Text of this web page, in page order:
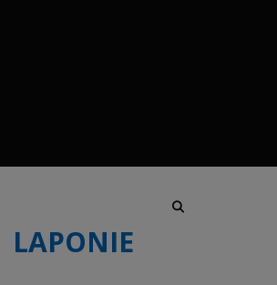
LAPONIE